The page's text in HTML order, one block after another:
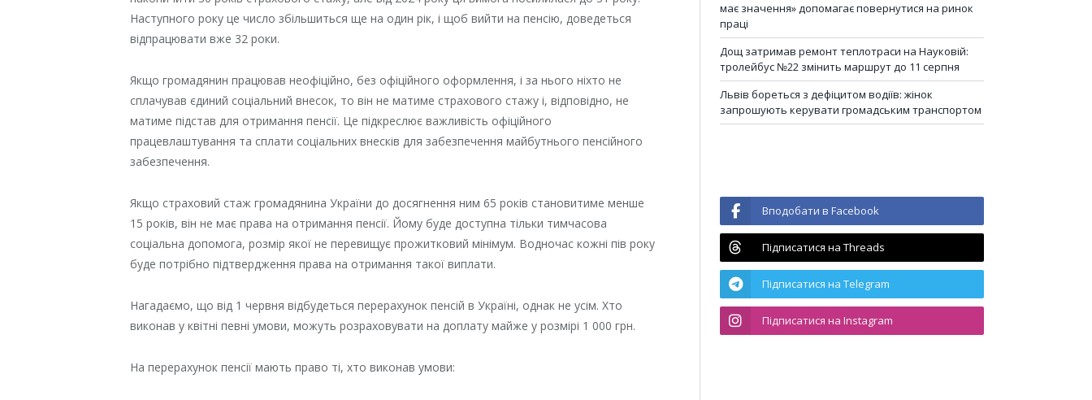
Наступного року це число збільшиться ще на один рік, і щоб вийти на пенсію, доведеться
відпрацювати вже 32 роки.
Якщо громадянин працював неофіційно, без офіційного оформлення, і за нього ніхто не
сплачував єдиний соціальний внесок, то він не матиме страхового стажу і, відповідно, не
матиме підстав для отримання пенсії. Це підкреслює важливість офіційного
працевлаштування та сплати соціальних внесків для забезпечення майбутнього пенсійного
забезпечення.
Якщо страховий стаж громадянина України до досягнення ним 65 років становитиме менше
15 років, він не має права на отримання пенсії. Йому буде доступна тільки тимчасова
соціальна допомога, розмір якої не перевищує прожитковий мінімум. Водночас кожні пів року
буде потрібно підтвердження права на отримання такої виплати.
Нагадаємо, що від 1 червня відбудеться перерахунок пенсій в Україні, однак не усім. Хто
виконав у квітні певні умови, можуть розраховувати на доплату майже у розмірі 1 000 грн.
На перерахунок пенсії мають право ті, хто виконав умови:
має значення» допомагає повернутися на ринок
праці
Дощ затримав ремонт теплотраси на Науковій:
тролейбус №22 змінить маршрут до 11 серпня
Львів бореться з дефіцитом водіїв: жінок
запрошують керувати громадським транспортом
Вподобати в Facebook
Підписатися на Threads
Підписатися на Telegram
Підписатися на Instagram